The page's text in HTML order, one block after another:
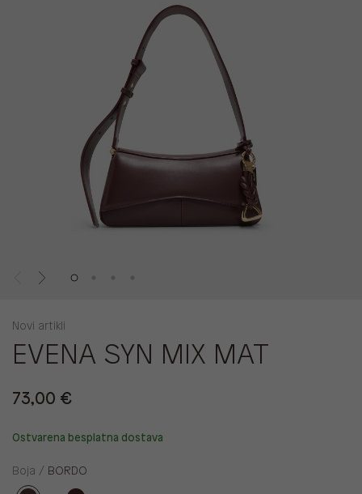
Novi artikli
EVENA SYN MIX MAT
73,00 €
Ostvarena besplatna dostava
Boja / BORDO